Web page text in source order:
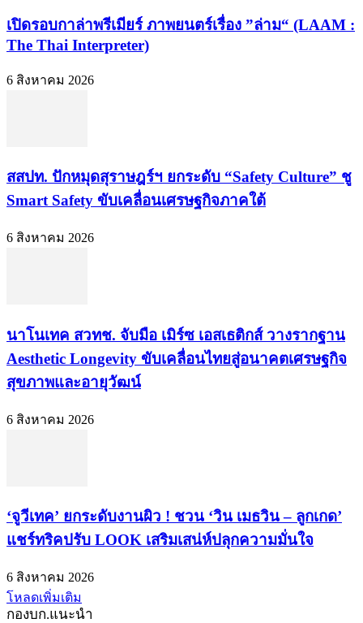
เปิดรอบกาล่าพรีเมียร์ ภาพยนตร์เรื่อง ”ล่าม“ (LAAM :
The Thai Interpreter)
6 สิงหาคม 2026
สสปท. ปักหมุดสุราษฎร์ฯ ยกระดับ “Safety Culture” ชู
Smart Safety ขับเคลื่อนเศรษฐกิจภาคใต้
6 สิงหาคม 2026
นาโนเทค สวทช. จับมือ เมิร์ซ เอสเธติกส์ วางรากฐาน
Aesthetic Longevity ขับเคลื่อนไทยสู่อนาคตเศรษฐกิจ
สุขภาพและอายุวัฒน์
6 สิงหาคม 2026
‘จูวีเทค’ ยกระดับงานผิว ! ชวน ‘วิน เมธวิน – ลูกเกด’
แชร์ทริคปรับ LOOK เสริมเสน่ห์ปลุกความมั่นใจ
6 สิงหาคม 2026
โหลดเพิ่มเติม
กองบก.แนะนำ